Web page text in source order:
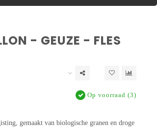
- GEUZE - FLES
Op voorraad (3)
gemaakt van biologische granen en droge